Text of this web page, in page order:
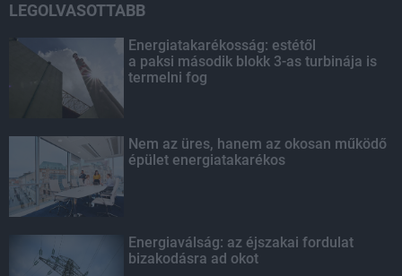
LEGOLVASOTTABB
Energiatakarékosság: estétől
a paksi második blokk 3-as turbinája is
termelni fog
Nem az üres, hanem az okosan működő
épület energiatakarékos
Energiaválság: az éjszakai fordulat
bizakodásra ad okot